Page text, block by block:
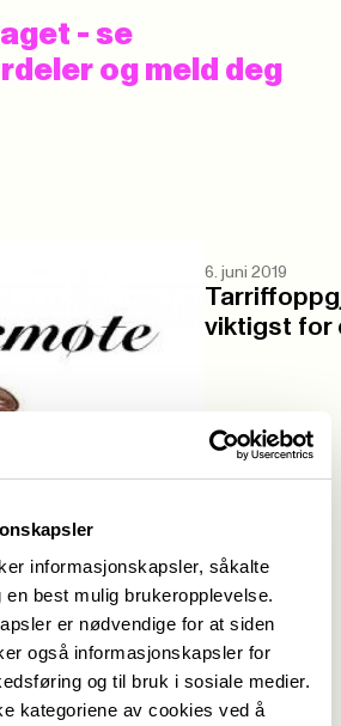
informasjonskapsler, såkalte
best mulig brukeropplevelse.
er nødvendige for at siden
også informasjonskapsler for
og til bruk i sosiale medier.
kategoriene av cookies ved å
- se
og meld deg
6. juni 2019
viktigst for